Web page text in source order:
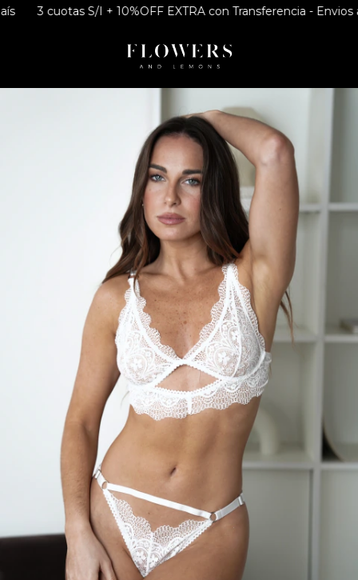
3 cuotas S/I + 10%OFF EXTRA con Transferencia - Envios a